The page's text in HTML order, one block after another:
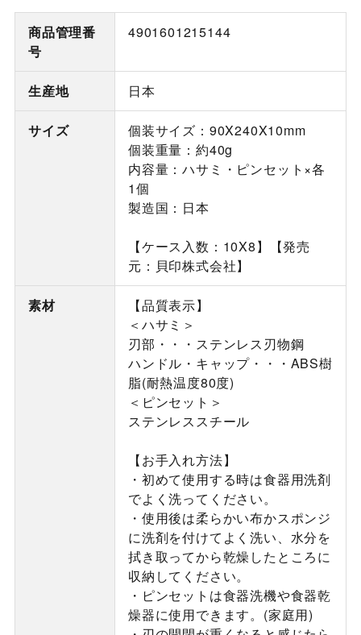
商品管理番
号
4901601215144
生産地 日本
サイズ
個装サイズ：90X240X10mm
個装重量：約40g
内容量：ハサミ・ピンセット×各
1個
製造国：日本
【ケース入数：10X8】【発売
元：貝印株式会社】
素材
【品質表示】
＜ハサミ＞
刃部・・・ステンレス刃物鋼
ハンドル・キャップ・・・ABS樹
脂(耐熱温度80度)
＜ピンセット＞
ステンレススチール
【お手入れ方法】
・初めて使用する時は食器用洗剤
でよく洗ってください。
・使用後は柔らかい布かスポンジ
に洗剤を付けてよく洗い、水分を
拭き取ってから乾燥したところに
収納してください。
・ピンセットは食器洗機や食器乾
燥器に使用できます。(家庭用)